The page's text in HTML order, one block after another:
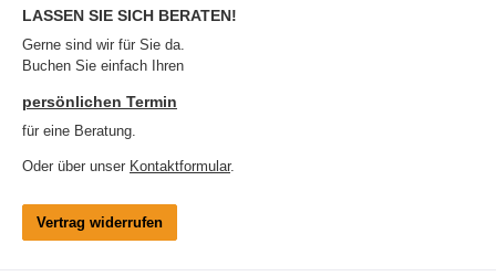
LASSEN SIE SICH BERATEN!
Gerne sind wir für Sie da.
Buchen Sie einfach Ihren
persönlichen Termin
für eine Beratung.
Oder über unser Kontaktformular.
Vertrag widerrufen